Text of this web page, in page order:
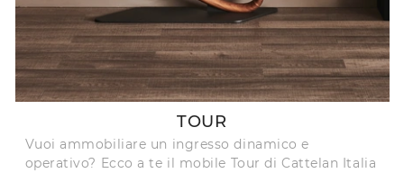
TOUR
Vuoi ammobiliare un ingresso dinamico e
operativo? Ecco a te il mobile Tour di Cattelan Italia